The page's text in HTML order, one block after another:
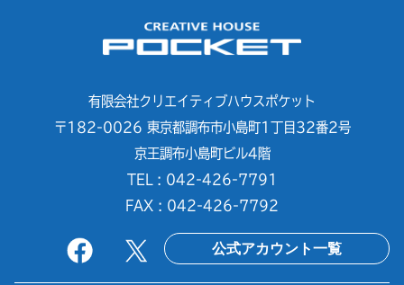
有限会社クリエイティブハウスポケット
〒182-0026 東京都調布市小島町1丁目32番2号
京王調布小島町ビル4階
TEL : 042-426-7791
FAX : 042-426-7792
公式アカウント一覧